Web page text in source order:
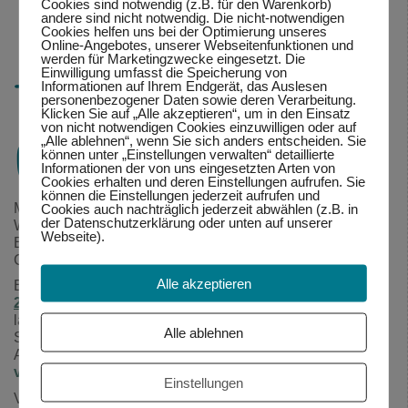
Tanz-Workshop Ende
Oktober
Meine Gruppenangebote wie z.B. das freie Tanzen oder
Workshops bieten Dir einen achtsamen Forschungs- und
Erfahrungsraum, der die Erfüllung dieser
Grundbedürfnisse ermöglicht.
Beim
Tanz-Workshop am Sa Abend, 28.10. und So,
29.10.kannst Du „Beziehungen glücklich gestalten“. Ich
lade Dich ein für die Stärkung von Deinem
Selbstvertrauen und der Erforschung eines wesentlichen
Aspekts glücklicher Beziehungen:Finde die Balance
von Nähe und Distanz.
Von Herzen
Cookies sind notwendig (z.B. für den Warenkorb)
andere sind nicht notwendig. Die nicht-notwendigen
Cookies helfen uns bei der Optimierung unseres
Online-Angebotes, unserer Webseitenfunktionen und
werden für Marketingzwecke eingesetzt. Die
Einwilligung umfasst die Speicherung von
Informationen auf Ihrem Endgerät, das Auslesen
personenbezogener Daten sowie deren Verarbeitung.
Klicken Sie auf „Alle akzeptieren“, um in den Einsatz
von nicht notwendigen Cookies einzuwilligen oder auf
„Alle ablehnen“, wenn Sie sich anders entscheiden. Sie
können unter „Einstellungen verwalten“ detaillierte
Informationen der von uns eingesetzten Arten von
Cookies erhalten und deren Einstellungen aufrufen. Sie
können die Einstellungen jederzeit aufrufen und
Cookies auch nachträglich jederzeit abwählen (z.B. in
der Datenschutzerklärung oder unten auf unserer
Webseite).
Alle akzeptieren
Alle ablehnen
Einstellungen